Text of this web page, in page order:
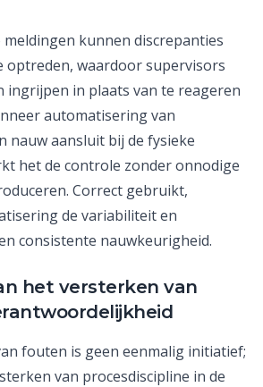
kunnen discrepanties
optreden, waardoor supervisors
ingrijpen in plaats van te reageren
automatisering van
nauw aansluit bij de fysieke
het de controle zonder onnodige
Correct gebruikt,
de variabiliteit en
consistente nauwkeurigheid.
het versterken van
fouten is geen eenmalig initiatief;
van procesdiscipline in de